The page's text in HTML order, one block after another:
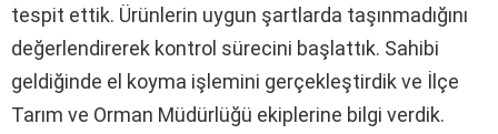
tespit ettik. Ürünlerin uygun şartlarda taşınmadığını
değerlendirerek kontrol sürecini başlattık. Sahibi
geldiğinde el koyma işlemini gerçekleştirdik ve İlçe
Tarım ve Orman Müdürlüğü ekiplerine bilgi verdik.